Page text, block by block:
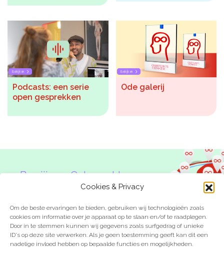
Cookies & Privacy
Om de beste ervaringen te bieden, gebruiken wij technologieën zoals
cookies om informatie over je apparaat op te slaan en/of te raadplegen.
Door in te stemmen kunnen wij gegevens zoals surfgedrag of unieke
ID's op deze site verwerken. Als je geen toestemming geeft kan dit een
nadelige invloed hebben op bepaalde functies en mogelijkheden.
Bekijken
Podcasts: een serie
open gesprekken
Bekijken
Ode galerij
Ben jij een Onbeperkte